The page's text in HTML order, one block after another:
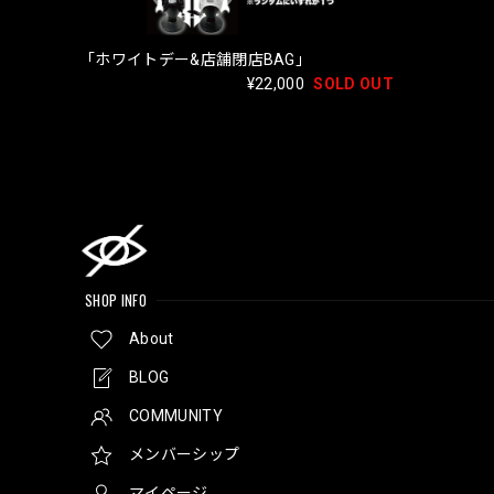
「ホワイトデー&店舗閉店BAG」
¥22,000 SOLD OUT
SHOP INFO
About
BLOG
COMMUNITY
メンバーシップ